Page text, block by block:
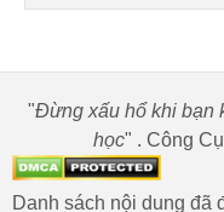
"Đừng xấu hổ khi bạn
học" . Công
Danh sách nội dung đã